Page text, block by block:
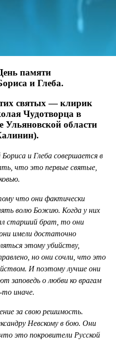
памяти
и Глеба.
святых — клирик
Чудотворца в
Ульяновской области
и Глеба совершается в
что это первые святые,
что они фактически
волю Божию. Когда у них
старший брат, то они
имели достаточно
этому убийству,
но они сочли, что это
И поэтому лучше они
заповедь о любви ко врагам
то иначе.
за свою решимость.
Невскому в бою. Они
это покровители Русской